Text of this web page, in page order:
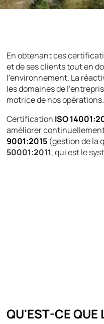
En obtenant ces
et de ses clients tout en
l'environnement. La
les domaines de
motrice de nos opérations.
Certification ISO
améliorer
9001:2015(gestion de la
50001:2011, qui est le
QU'EST-CE